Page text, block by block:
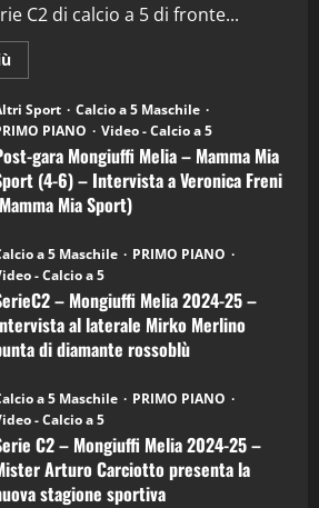
C2 di calcio a 5 di fronte...
informazioni
Post-
gara
Mongiuffi
Melia
–
Mamma
Mia
Sport
6)
–
Intervista
a
mister
Arturo
Carciotto
(Mongiuffi
Sport
Calcio a 5 Maschile
PIANO
Video - Calcio a 5
gara Mongiuffi Melia – Mamma Mia
(4-6) – Intervista a Veronica Freni
Mia Sport)
a 5 Maschile
PRIMO PIANO
- Calcio a 5
– Mongiuffi Melia 2024-25 –
al laterale Mirko Merlino
di diamante rossoblù
a 5 Maschile
PRIMO PIANO
- Calcio a 5
C2 – Mongiuffi Melia 2024-25 –
Arturo Carciotto presenta la
stagione sportiva
28/04/2026
in Podcast
in Podcast: 28^ Puntata
21 Aprile 2026)
21/04/2026
in Podcast: 27^ Puntata
14 Aprile 2026)
15/04/2026
in Podcast: 26^ Puntata
07 Aprile 2026)
08/04/2026